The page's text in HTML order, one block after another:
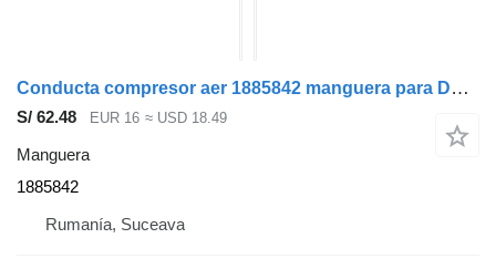
Conducta compresor aer 1885842 manguera para DAF XF cabeza tractora
S/ 62.48 EUR 16 ≈ USD 18.49
Manguera
1885842
Rumanía, Suceava